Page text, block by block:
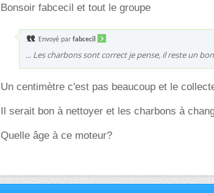
Bonsoir fabcecil et tout le groupe
Envoyé par fabcecil
... Les charbons sont correct je pense, il reste un
Un centimètre c'est pas beaucoup et le
Il serait bon à nettoyer et les charbons à
Quelle âge à ce moteur?